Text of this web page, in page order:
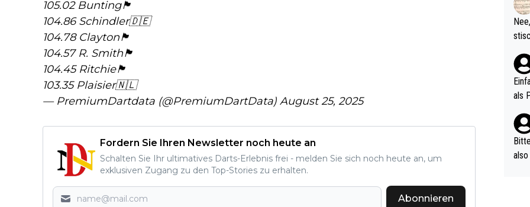
105.02 Bunting🏴󠁧󠁢󠁥󠁮󠁧󠁿
104.86 Schindler🇩🇪
104.78 Clayton🏴󠁧󠁢󠁷󠁬󠁳󠁿
104.57 R. Smith🏴󠁧󠁢󠁥󠁮󠁧󠁿
104.45 Ritchie🏴󠁧󠁢󠁳󠁣󠁴󠁿
103.35 Plaisier🇳🇱
— PremiumDartdata (@PremiumDartData) August 25, 2025
Fordern Sie Ihren Newsletter noch heute an
Schalten Sie Ihr ultimatives Darts-Erlebnis frei - melden Sie sich noch heute an, um
exklusiven Zugang zu den Top-Stories zu erhalten.
Abonnieren
(in
als
nes
ttler
vV
als